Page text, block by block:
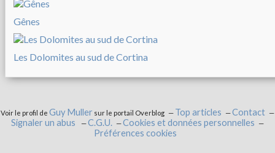
Gênes
Les Dolomites au sud de Cortina
Voir le profil de Guy Muller sur le portail Overblog Top articles
Contact
Signaler un abus
C.G.U.
Cookies et données personnelles
Préférences cookies